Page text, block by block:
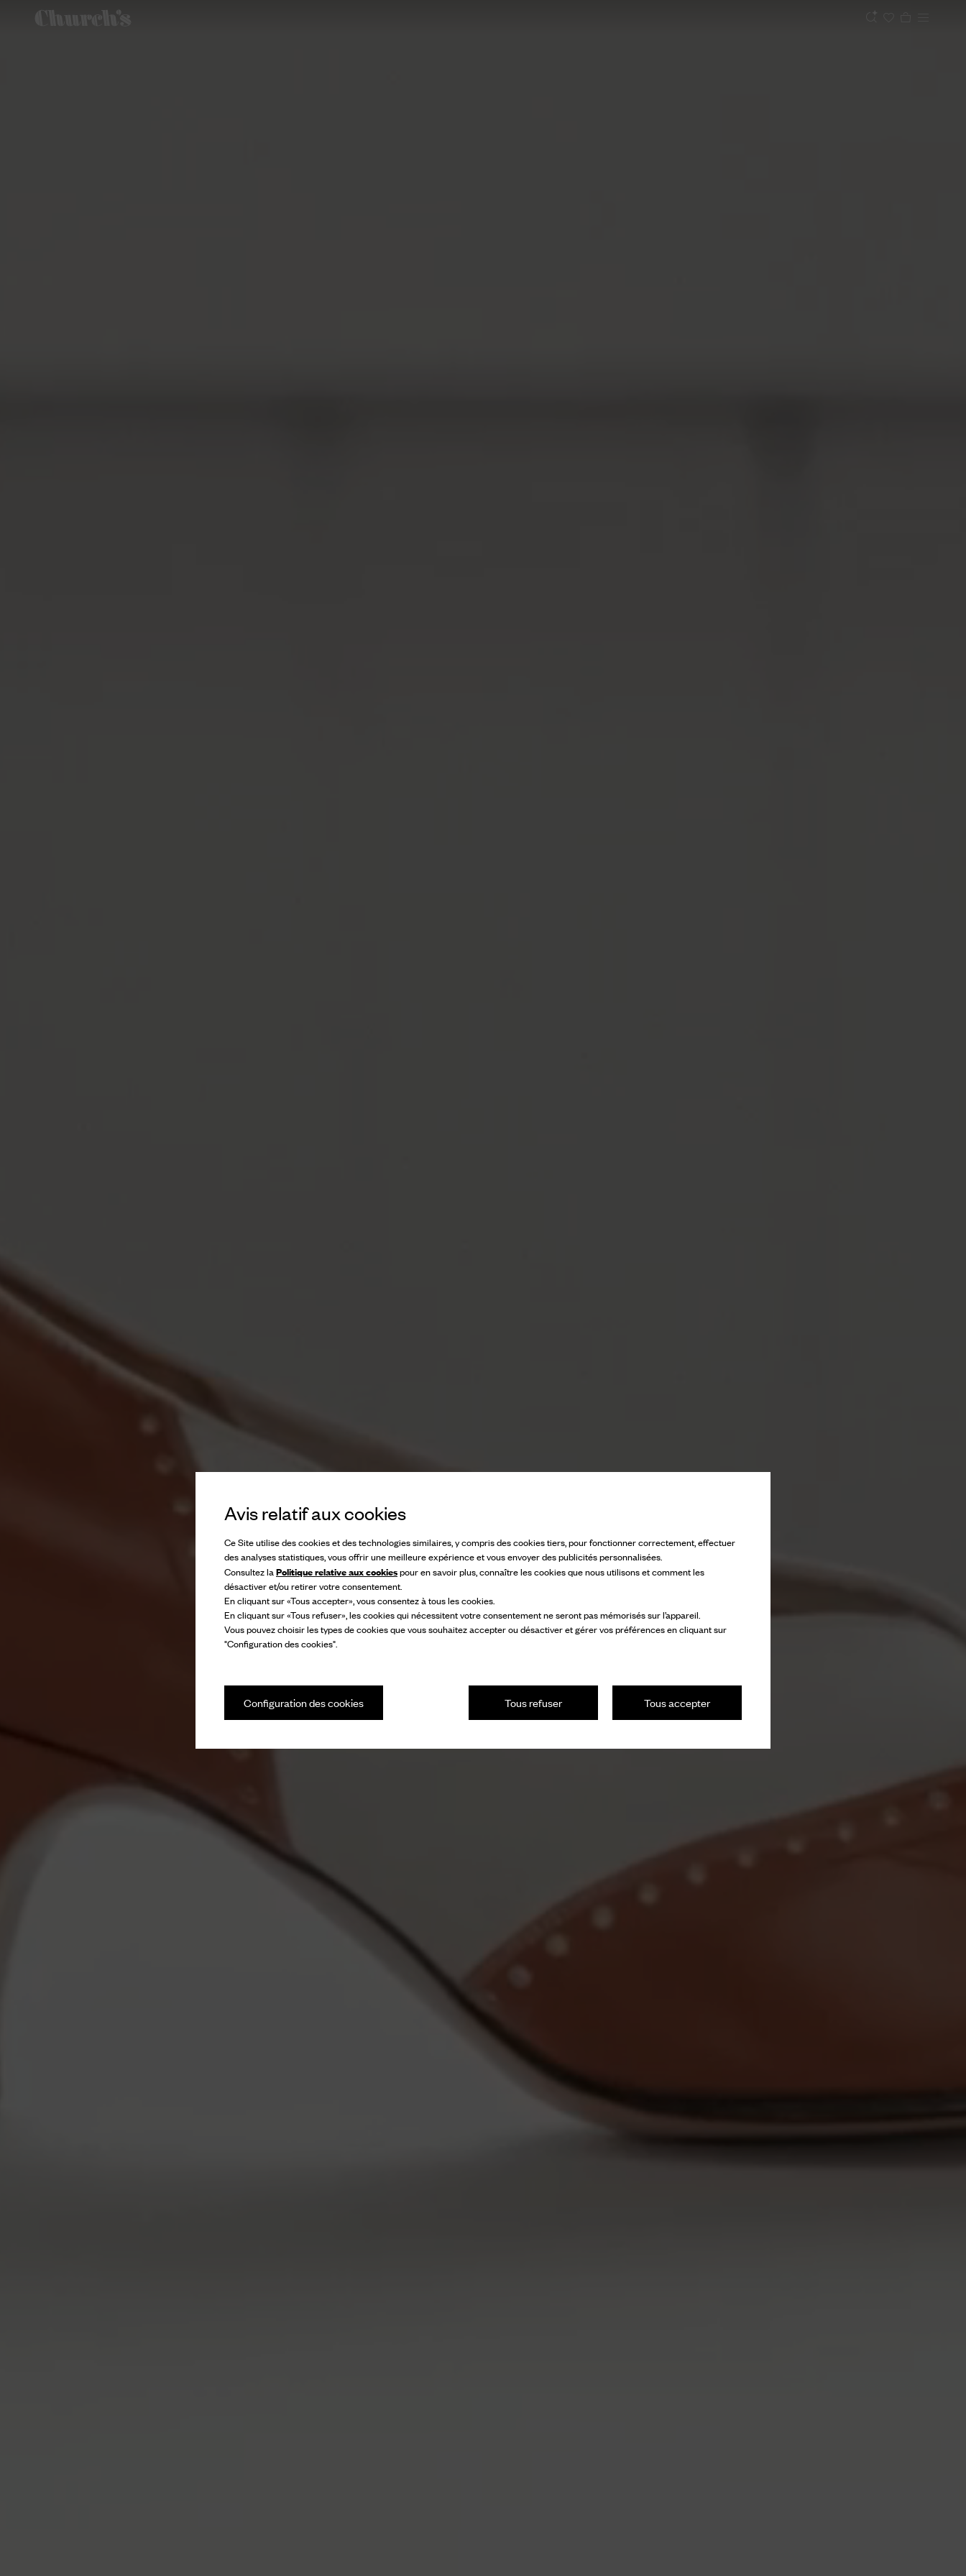
Avis relatif aux cookies
Ce Site utilise des cookies et des technologies similaires, y compris des cookies tiers, pour fonctionner correctement, effectuer
des analyses statistiques, vous offrir une meilleure expérience et vous envoyer des publicités personnalisées.
Consultez la Politique relative aux cookiespour en savoir plus, connaître les cookies que nous utilisons et comment les
désactiver et/ou retirer votre consentement.
En cliquant sur «Tous accepter», vous consentez à tous les cookies.
En cliquant sur «Tous refuser», les cookies qui nécessitent votre consentement ne seront pas mémorisés sur l’appareil.
Vous pouvez choisir les types de cookies que vous souhaitez accepter ou désactiver et gérer vos préférences en cliquant sur
"Configuration des cookies".
Tous accepter
Tous refuser
Configuration des cookies